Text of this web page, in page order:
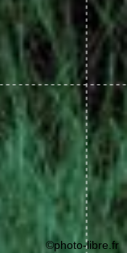
©photo-libre.fr